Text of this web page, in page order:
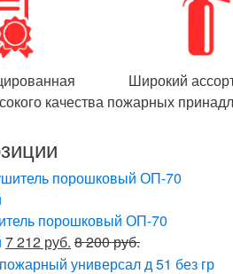
качества
Широкий
пожарных
порошковый ОП-70
7 212 руб. 8 200 руб.